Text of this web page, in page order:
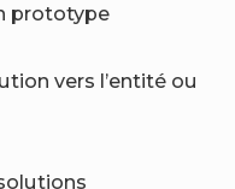
prototype
vers l’entité ou